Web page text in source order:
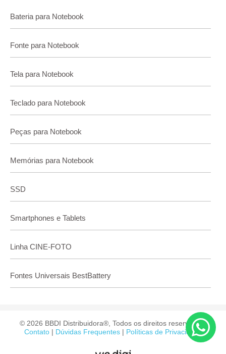
Bateria para Notebook
Fonte para Notebook
Tela para Notebook
Teclado para Notebook
Peças para Notebook
Memórias para Notebook
SSD
Smartphones e Tablets
Linha CINE-FOTO
Fontes Universais BestBattery
© 2026 BBDI Distribuidora®, Todos os direitos reservados.
Contato | Dúvidas Frequentes | Políticas de Privacidade